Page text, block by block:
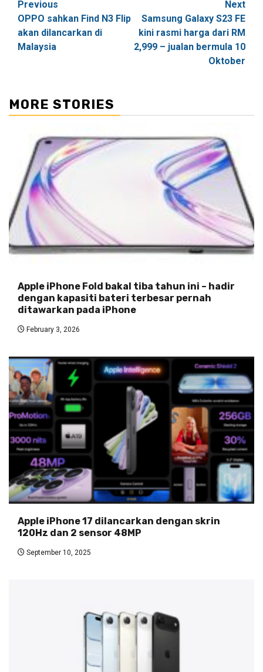
Post
navigation
Previous
OPPO sahkan Find N3 Flip
akan dilancarkan di
Malaysia
Next
Samsung Galaxy S23 FE
kini rasmi harga dari RM
2,999 – jualan bermula 10
Oktober
MORE STORIES
Apple iPhone Fold bakal tiba tahun ini – hadir
dengan kapasiti bateri terbesar pernah
ditawarkan pada iPhone
February 3, 2026
Apple iPhone 17 dilancarkan dengan skrin
120Hz dan 2 sensor 48MP
September 10, 2025